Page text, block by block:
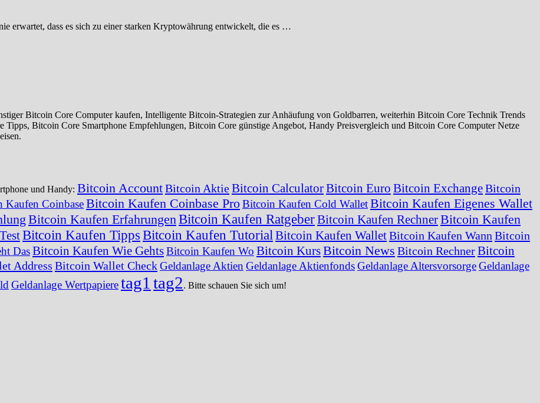
erwartet, dass es sich zu einer starken Kryptowährung entwickelt, die es …
Bitcoin Core Computer kaufen, Intelligente Bitcoin-Strategien zur Anhäufung von Goldbarren, weiterhin Bitcoin Core Technik Trends
Bitcoin Core Smartphone Empfehlungen, Bitcoin Core günstige Angebot, Handy Preisvergleich und Bitcoin Core Computer Netze
und Handy: Bitcoin AccountBitcoin AktieBitcoin CalculatorBitcoin Euro Bitcoin ExchangeBitcoin
Kaufen CoinbaseBitcoin Kaufen Coinbase ProBitcoin Kaufen Cold WalletBitcoin Kaufen Eigenes Wallet
Bitcoin Kaufen ErfahrungenBitcoin Kaufen RatgeberBitcoin Kaufen RechnerBitcoin Kaufen
Bitcoin Kaufen TippsBitcoin Kaufen TutorialBitcoin Kaufen WalletBitcoin Kaufen Wann Bitcoin
DasBitcoin Kaufen Wie GehtsBitcoin Kaufen Wo Bitcoin KursBitcoin News Bitcoin RechnerBitcoin
Address Bitcoin Wallet CheckGeldanlage Aktien Geldanlage AktienfondsGeldanlage AltersvorsorgeGeldanlage
Geldanlage Wertpapieretag1 tag2. Bitte schauen Sie sich um!